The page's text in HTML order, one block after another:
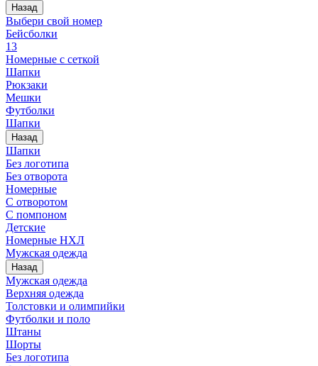
Назад
Выбери свой номер
Бейсболки
13
Номерные с сеткой
Шапки
Рюкзаки
Мешки
Футболки
Шапки
Назад
Шапки
Без логотипа
Без отворота
Номерные
С отворотом
С помпоном
Детские
Номерные НХЛ
Мужская одежда
Назад
Мужская одежда
Верхняя одежда
Толстовки и олимпийки
Футболки и поло
Штаны
Шорты
Без логотипа